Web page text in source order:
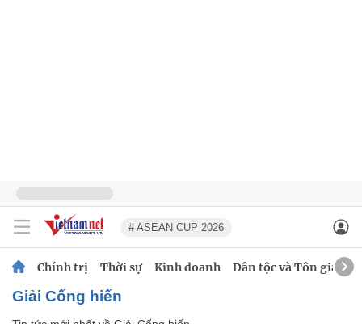
# ASEAN CUP 2026
Chính trị Thời sự Kinh doanh Dân tộc và Tôn giáo
Giải Cống hiến